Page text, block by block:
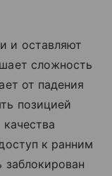
и оставляют
сложность
от падения
позицией
к ранним